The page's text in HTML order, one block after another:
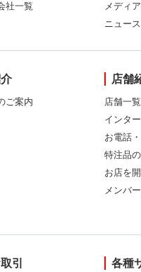
社一覧
メディ
ニュー
ご案内
店舗
店舗一覧
インタ
お電話
特注品
お店を
メンバ
引 各種